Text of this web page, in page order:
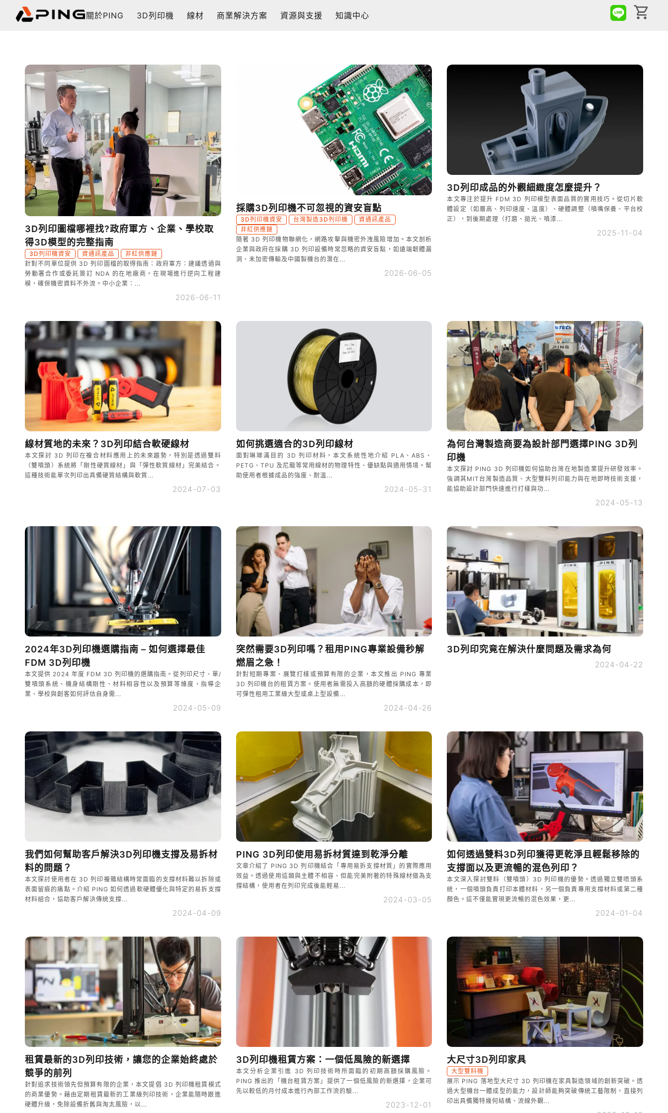
關於PING 3D列印機 線材 商業解決方案 資源與支援 知識中心
3D列印圖檔哪裡找?政府軍方、企業、學校取
得3D模型的完整指南
3D列印機資安 資通訊產品
非紅供應鏈
針對不同單位提供 3D 列印圖檔的取得指南：政府軍方：建議透過與
勞動署合作或委託簽訂 NDA 的在地廠商，在現場進行逆向工程建
模，確保機密資料不外流。中小企業：...
2026-06-11
採購3D列印機不可忽視的資安盲點
3D列印機資安 台灣製造3D列印機
資通訊產品
非紅供應鏈
隨著 3D 列印機物聯網化，網路攻擊與機密外洩風險增加。本文剖析
企業與政府在採購 3D 列印設備時常忽略的資安盲點，如遠端韌體漏
洞、未加密傳輸及中國製機台的潛在...
2026-06-05
3D列印成品的外觀細緻度怎麼提升？
本文專注於提升 FDM 3D 列印模型表面品質的實用技巧。從切片軟
體設定（如層高、列印速度、溫度）、硬體調整（噴嘴保養、平台校
正），到後期處理（打磨、拋光、噴漆...
2025-11-04
線材質地的未來？3D列印結合軟硬線材
本文探討 3D 列印在複合材料應用上的未來趨勢，特別是透過雙料
（雙噴頭）系統將「剛性硬質線材」與「彈性軟質線材」完美結合。
這種技術能單次列印出具備硬質結構與軟質...
2024-07-03
如何挑選適合的3D列印線材
面對琳瑯滿目的 3D 列印材料，本文系統性地介紹 PLA、ABS、
PETG、TPU 及尼龍等常用線材的物理特性、優缺點與適用情境。幫
助使用者根據成品的強度、耐溫...
2024-05-31
為何台灣製造商要為設計部門選擇PING 3D列
印機
本文探討 PING 3D 列印機如何協助台灣在地製造業提升研發效率。
強調其MIT台灣製造品質、大型雙料列印能力與在地即時技術支援，
能協助設計部門快速進行打樣與功...
2024-05-13
2024年3D列印機選購指南 – 如何選擇最佳
FDM 3D列印機
本文提供 2024 年度 FDM 3D 列印機的選購指南。從列印尺寸、單/
雙噴頭系統、機身結構剛性、材料相容性以及預算等維度，指導企
業、學校與創客如何評估自身需...
2024-05-09
突然需要3D列印嗎？租用PING專業設備秒解
燃眉之急！
針對短期專案、展覽打樣或預算有限的企業，本文推出 PING 專業
3D 列印機台的租賃方案。使用者無需投入高額的硬體採購成本，即
可彈性租用工業級大型或桌上型設備...
2024-04-26
3D列印究竟在解決什麼問題及需求為何
2024-04-22
我們如何幫助客戶解決3D列印機支撐及易拆材
料的問題？
本文探討使用者在 3D 列印複雜結構時常面臨的支撐材料難以拆除或
表面留痕的痛點。介紹 PING 如何透過軟硬體優化與特定的易拆支撐
材料組合，協助客戶解決傳統支撐...
2024-04-09
PING 3D列印使用易拆材質達到乾淨分離
文章介紹了 PING 3D 列印機結合「專用易拆支撐材質」的實際應用
效益。透過使用這類與主體不相容、但能完美附著的特殊線材做為支
撐結構，使用者在列印完成後能輕易...
2024-03-05
如何透過雙料3D列印獲得更乾淨且輕鬆移除的
支撐面以及更流暢的混色列印？
本文深入探討雙料（雙噴頭）3D 列印機的優勢。透過獨立雙喷頭系
統，一個噴頭負責打印本體材料，另一個負責專用支撐材料或第二種
顏色。這不僅能實現更流暢的混色效果，更...
2024-01-04
租賃最新的3D列印技術，讓您的企業始終處於
競爭的前列
針對追求技術領先但預算有限的企業，本文提倡 3D 列印機租賃模式
的商業優勢。藉由定期租賃最新的工業級列印技術，企業能隨時跟進
硬體升級，免除設備折舊與淘太風險，以...
3D列印機租賃方案：一個低風險的新選擇
本文分析企業引進 3D 列印技術時所面臨的初期高額採購風險。
PING 推出的「機台租賃方案」提供了一個低風險的新選擇，企業可
先以較低的月付成本進行內部工作流的驗...
2023-12-01
大尺寸3D列印家具
大型雙料機
展示 PING 落地型大尺寸 3D 列印機在家具製造領域的創新突破。透
過大型機台一體成型的能力，設計師能夠突破傳統工藝限制，直接列
印出具備獨特幾何結構、流線外觀...